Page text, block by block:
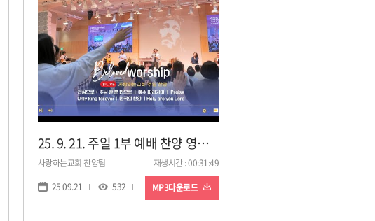
25. 9. 21. 주일 1부 예배 찬양 영상ㅣ사랑하는교회
사랑하는교회 찬양팀
재생시간 : 00:31:49
25.09.21
532 MP3다운로드